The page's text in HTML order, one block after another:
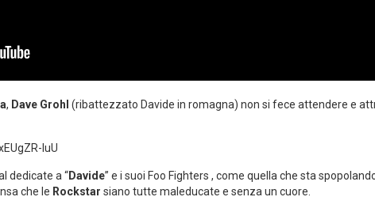
, Dave Grohl (ribattezzato Davide in romagna) non si fece attendere e
luU
dedicate a “Davide” e i suoi Foo Fighters , come quella che sta
che le Rockstar siano tutte maleducate e senza un cuore.